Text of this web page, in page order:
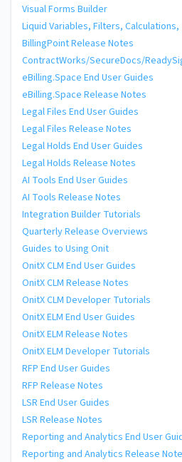
Visual Forms Builder
Liquid Variables, Filters, Calculations,
BillingPoint Release Notes
ContractWorks/SecureDocs/
eBilling.Space End User Guides
eBilling.Space Release Notes
Legal Files End User Guides
Legal Files Release Notes
Legal Holds End User Guides
Legal Holds Release Notes
AI Tools End User Guides
AI Tools Release Notes
Integration Builder Tutorials
Quarterly Release Overviews
Guides to Using Onit
OnitX CLM End User Guides
OnitX CLM Release Notes
OnitX CLM Developer Tutorials
OnitX ELM End User Guides
OnitX ELM Release Notes
OnitX ELM Developer Tutorials
RFP End User Guides
RFP Release Notes
LSR End User Guides
LSR Release Notes
Reporting and Analytics End User
Reporting and Analytics Release